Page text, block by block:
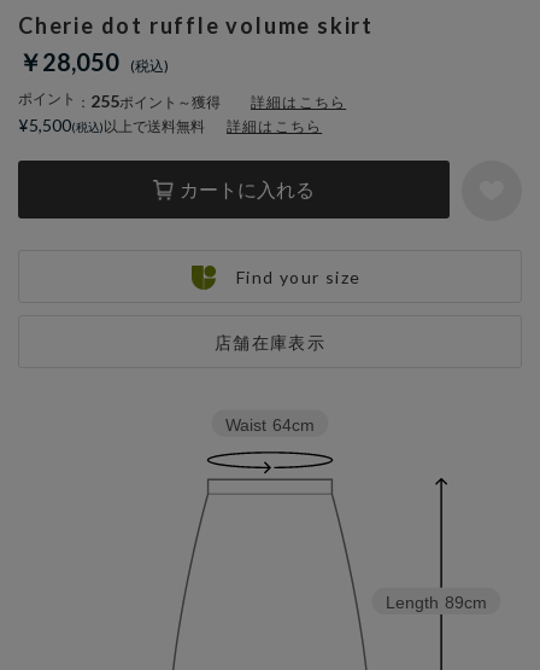
Cherie dot ruffle volume skirt
￥28,050
ポイント ： 255ポイント～獲得 詳細はこちら
カートに入れる
店舗在庫表示
¥5,500 以上で送料無料 詳細はこちら
Find your size
Length 89cm
Waist 64cm